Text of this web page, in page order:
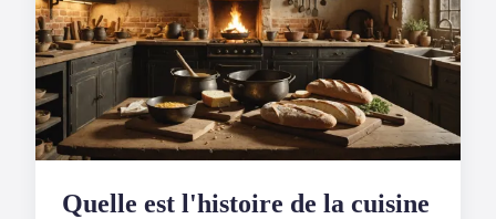
Quelle est l'histoire de la cuisine